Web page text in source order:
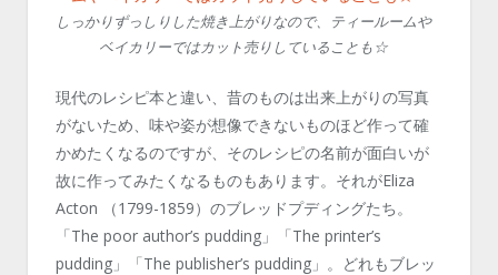
しっかりずっしりした焼き上がりなので、ティールームや
ベイカリーではカット売りしていることも☆
現代のレシピ本と違い、昔のものは出来上がりの写真
がないため、味や姿が想像できないものほど作って確
かめたくなるのですが、そのレシピの名前が面白いが
故に作ってみたくなるものもあります。それがEliza
Acton （1799-1859）のブレッドプディングたち。
「The poor author’s pudding」「The printer’s
pudding」「The publisher’s pudding」。どれもブレッ